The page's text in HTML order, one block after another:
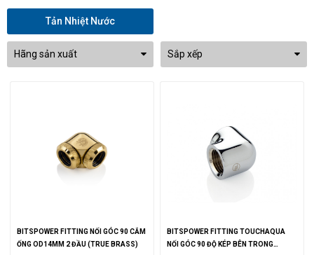
Tản Nhiệt Nước
Hãng sản xuất Sắp xếp
BITSPOWER FITTING NỐI GÓC 90 CẮM
ỐNG OD14MM 2 ĐẦU (TRUE BRASS)
BITSPOWER FITTING TOUCHAQUA
NỐI GÓC 90 ĐỘ KÉP BÊN TRONG